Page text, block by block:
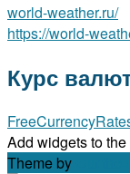
world-weather.ru/
https://world-
Курс
Add widgets to
Theme by